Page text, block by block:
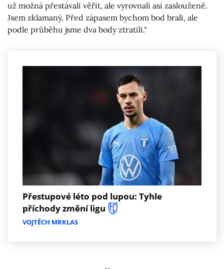
už možná přestávali věřit, ale vyrovnali asi zaslouženě.
Jsem zklamaný. Před zápasem bychom bod brali, ale
podle průběhu jsme dva body ztratili.“
Přestupové léto pod lupou: Tyhle
příchody změní ligu
VOJTĚCH MRKLAS